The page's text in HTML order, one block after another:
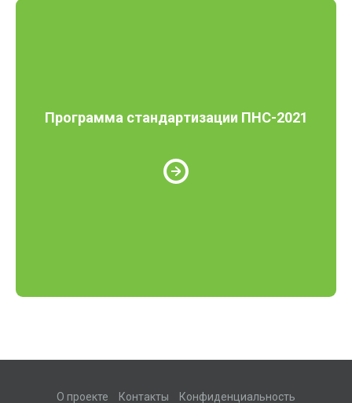
Программа стандартизации ПНС-2021
О проекте Контакты Конфиденциальность